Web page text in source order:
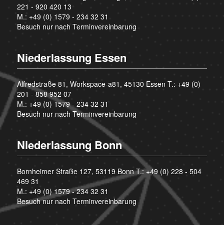
221 - 920 420 13
M.: +49 (0) 1579 - 234 32 31
Besuch nur nach Terminvereinbarung
Niederlassung Essen
Alfredstraße 81, Workspace-a81, 45130 Essen T.: +49 (0)
201 - 858 952 07
M.: +49 (0) 1579 - 234 32 31
Besuch nur nach Terminvereinbarung
Niederlassung Bonn
Bornheimer Straße 127, 53119 Bonn T.:+49 (0) 228 - 504
469 31
M.: +49 (0) 1579 - 234 32 31
Besuch nur nach Terminvereinbarung